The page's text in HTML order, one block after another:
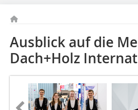
Ausblick auf die
Dach+Holz